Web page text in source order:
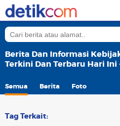
Berita Dan Informasi
Terkini Dan Terbaru Hari Ini
Semua Berita Foto
Tag Terkait: